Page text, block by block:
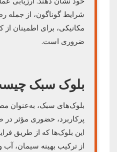
شرایط گوناگون، از جمله
مکانیکی، برای اطمینان از
ضروری است.
بلوک سبک
بلوک‌های سبک، به‌عنوان
پرکاربرد، حضوری مؤثر
این بلوک‌ها که از طریق
از ترکیب بهینه سیمان، آب